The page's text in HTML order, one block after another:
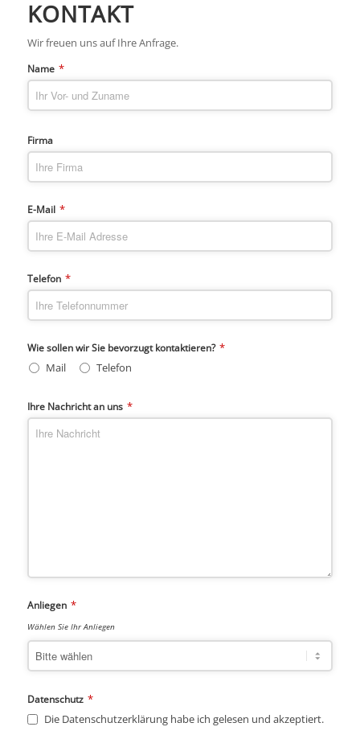
KONTAKT
Wir freuen uns auf Ihre Anfrage.
Name *
Firma
E-Mail *
Telefon *
Wie sollen wir Sie bevorzugt kontaktieren? *
Mail
Telefon
Ihre Nachricht an uns *
Anliegen *
Wählen Sie Ihr Anliegen
Datenschutz *
Die Datenschutzerklärung habe ich gelesen und akzeptiert.